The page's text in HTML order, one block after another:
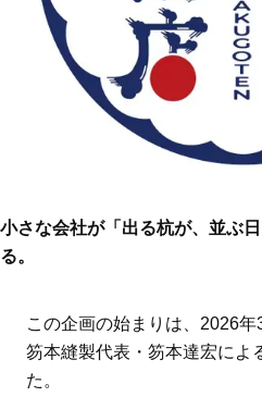
小さな会社が「出る杭が、並ぶ
る。
この企画の始まりは、2026年3
笏本縫製代表・笏本達宏によ
た。